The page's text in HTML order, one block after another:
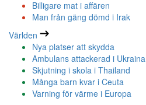
Billigare mat i affären
Man från gäng dömd i Irak
Världen
Nya platser att skydda
Ambulans attackerad i Ukraina
Skjutning i skola i Thailand
Många barn kvar i Ceuta
Varning för värme i Europa